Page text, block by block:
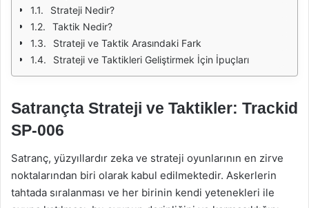
Strateji Nedir?
Taktik Nedir?
Strateji ve Taktik Arasındaki Fark
Strateji ve Taktikleri Geliştirmek İçin İpuçları
Satrançta Strateji ve Taktikler: Trackid
SP-006
Satranç, yüzyıllardır zeka ve strateji oyunlarının en zirve
noktalarından biri olarak kabul edilmektedir. Askerlerin
tahtada sıralanması ve her birinin kendi yetenekleri ile